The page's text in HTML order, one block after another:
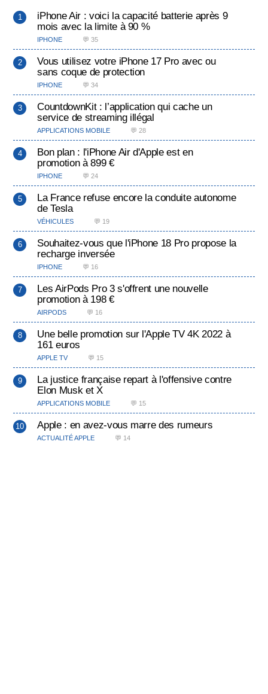
iPhone Air : voici la capacité batterie après 9
mois avec la limite à 90 %
IPHONE 💬 35
Vous utilisez votre iPhone 17 Pro avec ou
sans coque de protection
IPHONE 💬 34
CountdownKit : l’application qui cache un
service de streaming illégal
APPLICATIONS MOBILE 💬 28
Bon plan : l'iPhone Air d'Apple est en
promotion à 899 €
IPHONE 💬 24
La France refuse encore la conduite autonome
de Tesla
VÉHICULES 💬 19
Souhaitez-vous que l'iPhone 18 Pro propose la
recharge inversée
IPHONE 💬 16
Les AirPods Pro 3 s'offrent une nouvelle
promotion à 198 €
AIRPODS 💬 16
Une belle promotion sur l'Apple TV 4K 2022 à
161 euros
APPLE TV 💬 15
La justice française repart à l'offensive contre
Elon Musk et X
APPLICATIONS MOBILE 💬 15
Apple : en avez-vous marre des rumeurs
ACTUALITÉ APPLE 💬 14